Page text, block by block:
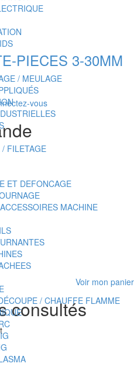
/ MEULAGE
/ FILETAGE
ET DEFONCAGE
MACHINE
/ CHAUFFE FLAMME
PIECES 3-30MM
vous
Voir mon panier
consultés